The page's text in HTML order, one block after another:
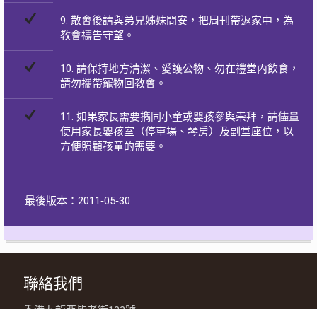
9. 散會後請與弟兄姊妹問安，把周刊帶返家中，為
教會禱告守望。
10. 請保持地方清潔、愛護公物、勿在禮堂內飲食，
請勿攜帶寵物回教會。
11. 如果家長需要擕同小童或嬰孩參與崇拜，請儘量
使用家長嬰孩室（停車場、琴房）及副堂座位，以
方便照顧孩童的需要。
最後版本：2011‐05‐30
聯絡我們